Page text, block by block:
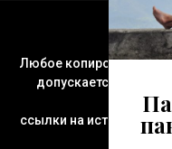
Любое копирование и
допускается только
ссылки на источник,